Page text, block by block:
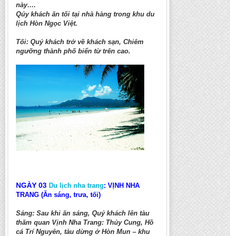
này….
Qúy khách ăn tối tại nhà hàng trong khu du
lịch Hòn Ngọc Việt.
Tối: Quý khách trở về khách sạn, Chiêm
ngưỡng thành phố biển từ trên cao.
NGÀY 03 Du lịch nha trang: VỊNH NHA
TRANG (Ăn sáng, trưa, tối)
Sáng: Sau khi ăn sáng, Quý khách lên tàu
thăm quan Vịnh Nha Trang: Thủy Cung, Hồ
cá Trí Nguyên, tàu dừng ở Hòn Mun – khu